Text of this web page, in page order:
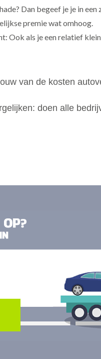
Dan begeef je je in een
premie wat omhoog.
Ook als je een relatief
van de kosten
doen alle